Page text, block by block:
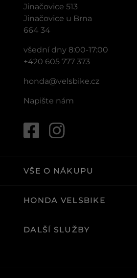
Jinačovice 513
Jinačovice u Brna
664 34
všední dny 8:00-17:00
+420 605 777 373
honda@velsbike.cz
Napište nám
VŠE O NÁKUPU
HONDA VELSBIKE
DALŠÍ SLUŽBY